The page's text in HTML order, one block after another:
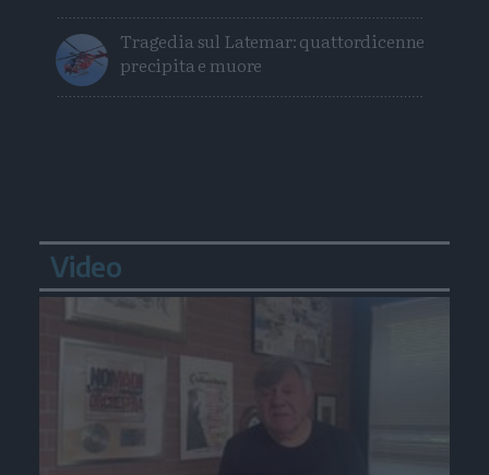
Tragedia sul Latemar: quattordicenne
precipita e muore
Video